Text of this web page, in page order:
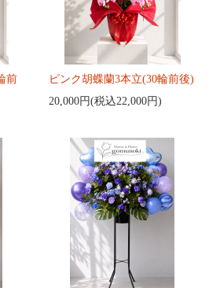
前
ピンク胡蝶蘭3本立(30輪前後)
20,000円(税込22,000円)